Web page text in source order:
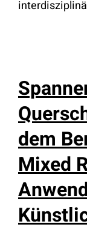
dem
Mixed